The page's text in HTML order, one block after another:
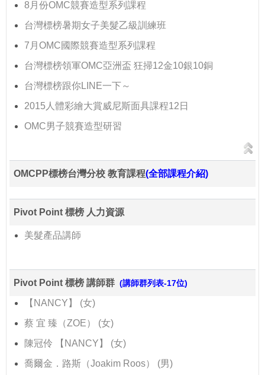
8月份OMC競賽造型系列課程
台灣標榜暑期女子美髮乙級訓練班
7月OMC國際競賽造型系列課程
台灣標榜領軍OMC亞洲盃 狂掃12金10銀10銅
台灣標榜跟你LINE一下～
2015人體彩繪大賞威尼斯面具課程12日
OMC男子競賽造型研習
OMCPP標榜台灣分校 教育課程(全部課程介紹)
Pivot Point 標榜 人力資源
美髮產品講師
Pivot Point 標榜 講師群 (講師群列表-17位)
【NANCY】 (女)
蔡 宜 臻（ZOE） (女)
陳冠伶 【NANCY】 (女)
喬爾金．路斯（Joakim Roos） (男)